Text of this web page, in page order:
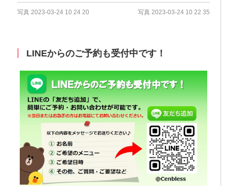
写真 2023-03-24 10 24 20 写真 2023-03-24 10 22 35
LINEからのご予約も受付中です！